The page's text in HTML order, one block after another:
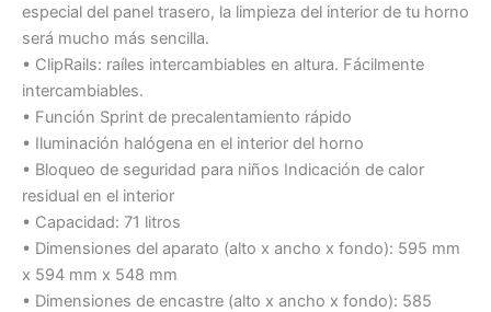
especial del panel trasero, la limpieza del interior de tu horno
será mucho más sencilla.
• ClipRails: raíles intercambiables en altura. Fácilmente
intercambiables.
• Función Sprint de precalentamiento rápido
• Iluminación halógena en el interior del horno
• Bloqueo de seguridad para niños Indicación de calor
residual en el interior
• Capacidad: 71 litros
• Dimensiones del aparato (alto x ancho x fondo): 595 mm
x 594 mm x 548 mm
• Dimensiones de encastre (alto x ancho x fondo): 585